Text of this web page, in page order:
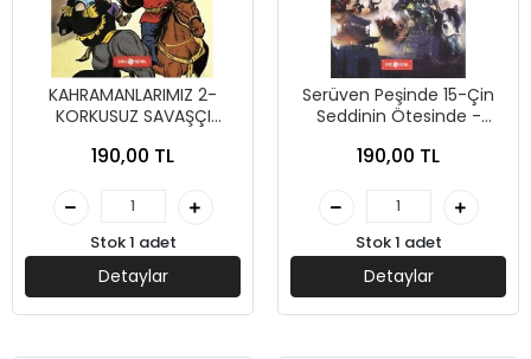
KAHRAMANLARIMIZ 2-
KORKUSUZ SAVAŞÇI
ÜNSAL - GENÇ HAYAT
190,00 TL
Stok 1 adet
Detaylar
Serüven Peşinde 15-Çin
Seddinin Ötesinde -
Hayat Yayınları
190,00 TL
Stok 1 adet
Detaylar